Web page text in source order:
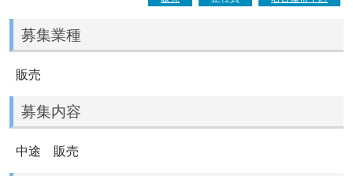
募集業種
販売
募集内容
中途 販売